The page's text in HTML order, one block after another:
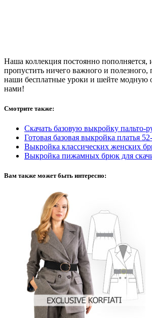
Наша коллекция постоянно пополняется,
пропустить ничего важного и полезного,
наши бесплатные уроки и шейте модную
нами!
Смотрите также:
Скачать базовую выкройку пальто-
Готовая базовая выкройка платья
Выкройка классических женских
Выкройка пижамных брюк для
Вам также может быть интересно: